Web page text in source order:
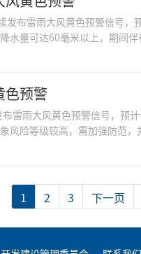
布雷雨大风黄色预警信号，
水量可达60毫米以上，期间
色预警
雷雨大风黄色预警信号，预
风险等级较高，需加强防范，
1 2 3 下一页